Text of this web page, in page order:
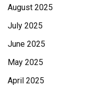
August 2025
July 2025
June 2025
May 2025
April 2025